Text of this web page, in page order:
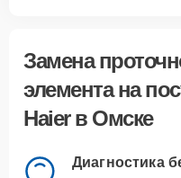
Замена
элементана
Haier в Омске
Диагностика